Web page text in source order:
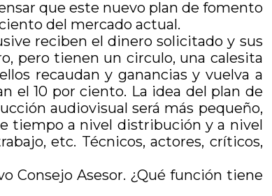
que este nuevo plan de fomento
del mercado actual.
reciben el dinero solicitado y sus
pero tienen un circulo, una calesita
recaudan y ganancias y vuelva a
el 10 por ciento. La idea del plan de
audiovisual será más pequeño,
tiempo a nivel distribución y a nivel
etc. Técnicos, actores, críticos,
Consejo Asesor. ¿Qué función tiene